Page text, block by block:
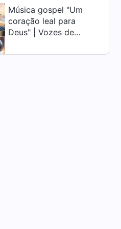
Música gospel "Um
coração leal para
Deus" | Vozes de